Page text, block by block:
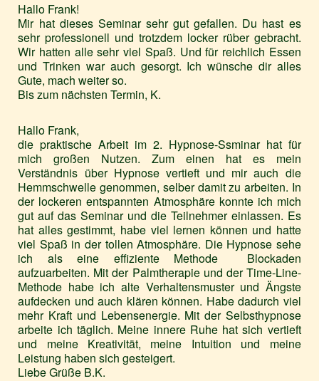
Hallo Frank!
Mir hat dieses Seminar sehr gut gefallen. Du hast es
sehr professionell und trotzdem locker rüber gebracht.
Wir hatten alle sehr viel Spaß. Und für reichlich Essen
und Trinken war auch gesorgt. Ich wünsche dir alles
Gute, mach weiter so.
Bis zum nächsten Termin, K.
Hallo Frank,
die praktische Arbeit im 2. Hypnose-Ssminar hat für
mich großen Nutzen. Zum einen hat es mein
Verständnis über Hypnose vertieft und mir auch die
Hemmschwelle genommen, selber damit zu arbeiten. In
der lockeren entspannten Atmosphäre konnte ich mich
gut auf das Seminar und die Teilnehmer einlassen. Es
hat alles gestimmt, habe viel lernen können und hatte
viel Spaß in der tollen Atmosphäre. Die Hypnose sehe
ich als eine effiziente Methode Blockaden
aufzuarbeiten. Mit der Palmtherapie und der Time-Line-
Methode habe ich alte Verhaltensmuster und Ängste
aufdecken und auch klären können. Habe dadurch viel
mehr Kraft und Lebensenergie. Mit der Selbsthypnose
arbeite ich täglich. Meine innere Ruhe hat sich vertieft
und meine Kreativität, meine Intuition und meine
Leistung haben sich gesteigert.
Liebe Grüße B.K.